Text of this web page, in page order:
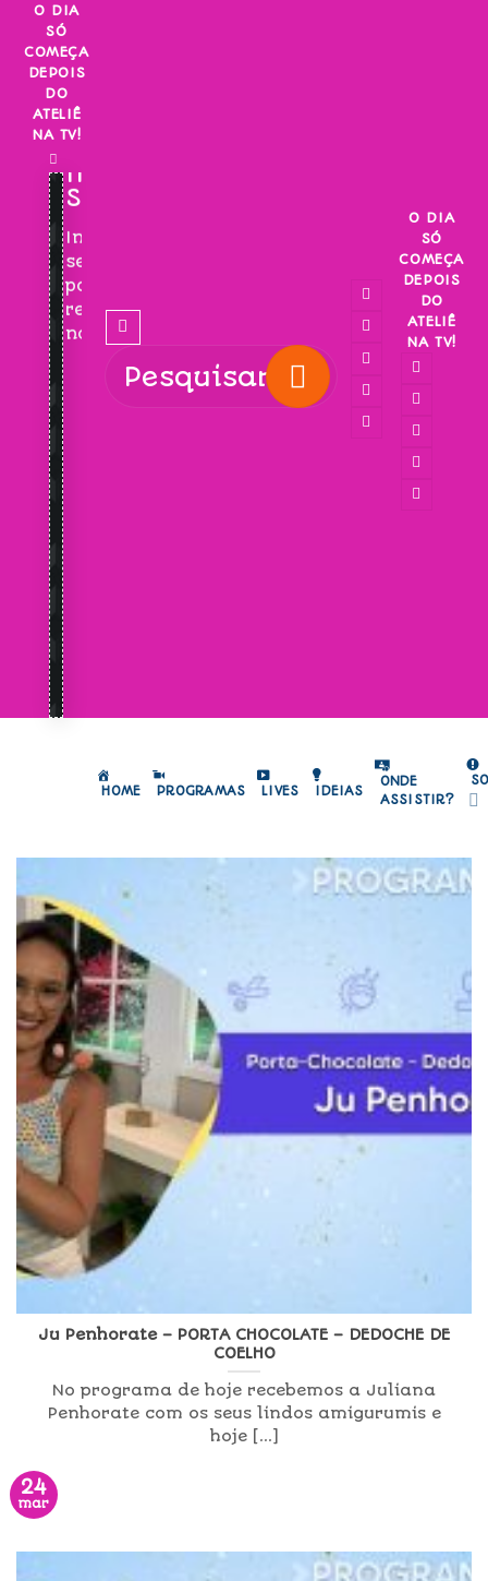
Skip
content
O DIA
SÓ
COMEÇA
DEPOIS
DO
ATELIÊ
NA TV!
INSCREVA-
SE!
Inscreva-
se
para
receber
novidades!
O DIA
SÓ
COMEÇA
DEPOIS
DO
ATELIÊ
NA TV!
HOME PROGRAMAS LIVES IDEIAS
ONDE
ASSISTIR?
Ju Penhorate – PORTA CHOCOLATE – DEDOCHE DE
COELHO
No programa de hoje recebemos a Juliana
Penhorate com os seus lindos amigurumis e
hoje [...]
24
mar